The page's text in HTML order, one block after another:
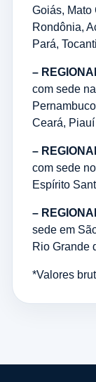
Goiás, Mato
Rondônia,
Pará,
–
com sede
Ceará,
–
com sede
Espírito
–
sede em
Rio Grande
*Valores